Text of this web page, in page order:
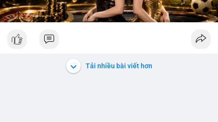
Tải nhiều bài viết hơn